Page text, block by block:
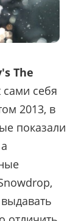
The
себя
2013, в
показали